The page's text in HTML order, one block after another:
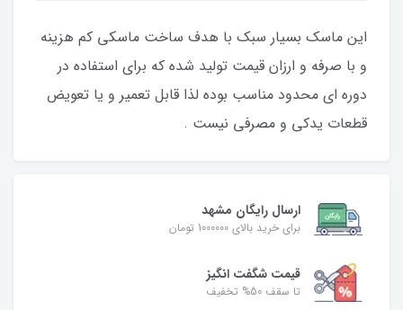
این ماسک بسیار سبک با هدف ساخت ماسکی کم هزینه
و با صرفه و ارزان قیمت تولید شده که برای استفاده در
دوره ای محدود مناسب بوده لذا قابل تعمیر و یا تعویض
قطعات یدکی و مصرفی نیست .
ارسال رایگان مشهد
برای خرید بالای 1000000 تومان
قیمت شگفت‌ انگیز
تا سقف 50% تخفیف